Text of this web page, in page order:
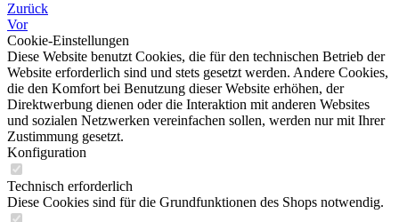
Zurück
Vor
Cookie-Einstellungen
Diese Website benutzt Cookies, die für den technischen Betrieb der
Website erforderlich sind und stets gesetzt werden. Andere Cookies,
die den Komfort bei Benutzung dieser Website erhöhen, der
Direktwerbung dienen oder die Interaktion mit anderen Websites
und sozialen Netzwerken vereinfachen sollen, werden nur mit Ihrer
Zustimmung gesetzt.
Konfiguration
Technisch erforderlich
Diese Cookies sind für die Grundfunktionen des Shops notwendig.